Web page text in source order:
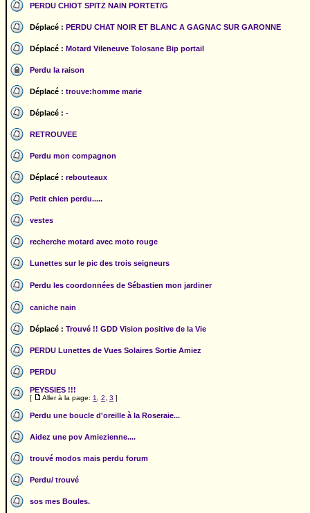
PERDU CHIOT SPITZ NAIN PORTET/G
Déplacé : PERDU CHAT NOIR ET BLANC A GAGNAC SUR GARONNE
Déplacé : Motard Vileneuve Tolosane Bip portail
Perdu la raison
Déplacé : trouve:homme marie
Déplacé : -
RETROUVEE
Perdu mon compagnon
Déplacé : rebouteaux
Petit chien perdu.....
vestes
recherche motard avec moto rouge
Lunettes sur le pic des trois seigneurs
Perdu les coordonnées de Sébastien mon jardiner
caniche nain
Déplacé : Trouvé !! GDD Vision positive de la Vie
PERDU Lunettes de Vues Solaires Sortie Amiez
PERDU
PEYSSIES !!!
[ Aller à la page: 1 2 3 ]
Perdu une boucle d'oreille à la Roseraie...
Aidez une pov Amiezienne....
trouvé modos mais perdu forum
Perdu/ trouvé
sos mes Boules.